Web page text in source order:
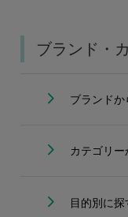
ブランド・
ブランドか
カテゴリー
目的別に探